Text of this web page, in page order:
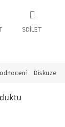
SDÍLET
Diskuze